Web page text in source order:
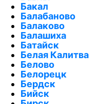
Бакал
Балабаново
Балаково
Балашиха
Батайск
Белая Калитва
Белово
Белорецк
Бердск
Бийск